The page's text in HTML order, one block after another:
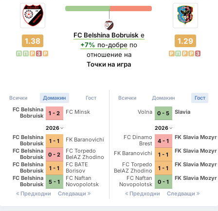
1.38
П П P З P
FC Belshina Bobruisk е
+7% по-добре по
отношение на
Точки на игра
1.29
P П P P З
Всички Домакин Гост
FC Belshina
Bobruisk
1 - 2 FC Minsk
2026
FC Belshina
Bobruisk
1 - 1
FK Baranovichi
FC Belshina
Bobruisk
0 - 2
FC Torpedo
BelAZ Zhodino
FC Belshina
Bobruisk
1 - 1
FC BATE
Borisov
FC Belshina
Bobruisk
5 - 1
FC Naftan
Novopolotsk
Предходни
Следващи
Всички Домакин Гост
Volna 0 - 5 Slavia
2026
FC Dinamo
Brest
4 - 1
FK Slavia Mozyr
FK Baranovichi 1 - 1
FK Slavia Mozyr
FC Torpedo
BelAZ Zhodino
1 - 1
FK Slavia Mozyr
FC Naftan
Novopolotsk
0 - 1
FK Slavia Mozyr
Предходни Следващи